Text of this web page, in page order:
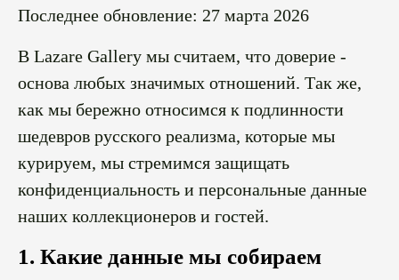
Последнее обновление: 27 марта 2026
В Lazare Gallery мы считаем, что доверие -
основа любых значимых отношений. Так же,
как мы бережно относимся к подлинности
шедевров русского реализма, которые мы
курируем, мы стремимся защищать
конфиденциальность и персональные данные
наших коллекционеров и гостей.
1. Какие данные мы собираем